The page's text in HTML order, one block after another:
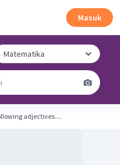
Masuk
adjectives....